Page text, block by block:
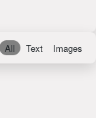
All Text Images